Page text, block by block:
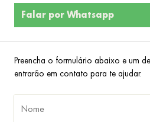
Falar por Whatsapp
Preencha o formulário abaixo e um
entrarão em contato para te ajudar.